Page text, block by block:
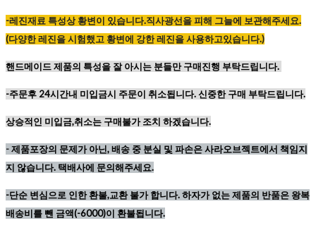
-레진재료 특성상황변이 있습니다.직사광선을피해 그늘에 보관해주세요.
(다양한레진을시험했고황변에 강한레진을사용하고있습니다.)
핸드메이드 제품의 특성을 잘 아시는 분들만 구매진행 부탁드립니다.
-주문후 24시간내 미입금시 주문이 취소됩니다. 신중한 구매 부탁드립니다.
상승적인 미입금,취소는 구매불가 조치 하겠습니다.
-제품포장의 문제가 아닌, 배송 중 분실 및 파손은 사라오브젝트에서 책임지
지 않습니다. 택배사에 문의해주세요.
-단순 변심으로 인한 환불,교환 불가 합니다. 하자가 없는 제품의 반품은 왕복
배송비를 뺀 금액(-6000)이 환불됩니다.